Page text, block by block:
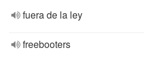
fuera de la ley
freebooters